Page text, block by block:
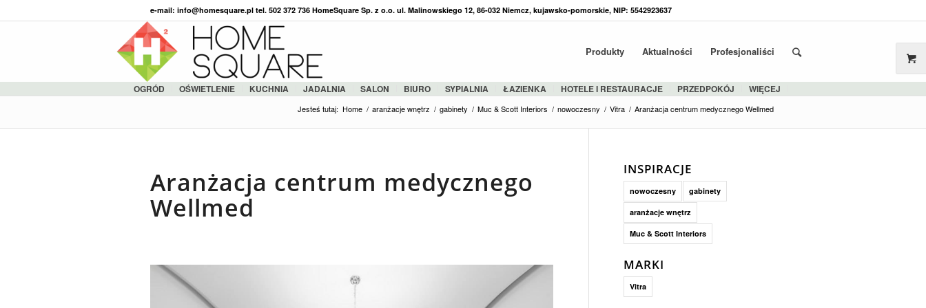
e-mail: info@homesquare.pl tel. 502 372 736 HomeSquare Sp. z o.o. ul. Malinowskiego 12, 86-032 Niemcz, kujawsko-pomorskie, NIP: 5542923637
Produkty Aktualności Profesjonaliści
OGRÓD OŚWIETLENIE KUCHNIA JADALNIA SALON BIURO SYPIALNIA ŁAZIENKA HOTELE I RESTAURACJE PRZEDPOKÓJ WIĘCEJ
Jesteś tutaj: Home / aranżacje wnętrz / gabinety / Muc & Scott Interiors / nowoczesny / Vitra / Aranżacja centrum medycznego Wellmed
Aranżacja centrum medycznego
Wellmed
INSPIRACJE
nowoczesny gabinety
aranżacje wnętrz
Muc & Scott Interiors
MARKI
Vitra